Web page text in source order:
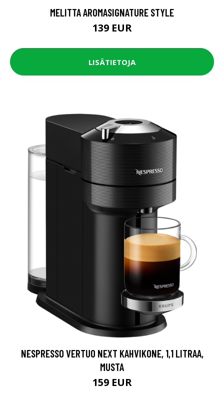
MELITTA AROMASIGNATURE STYLE
139 EUR
LISÄTIETOJA
NESPRESSO VERTUO NEXT KAHVIKONE, 1,1 LITRAA,
MUSTA
159 EUR